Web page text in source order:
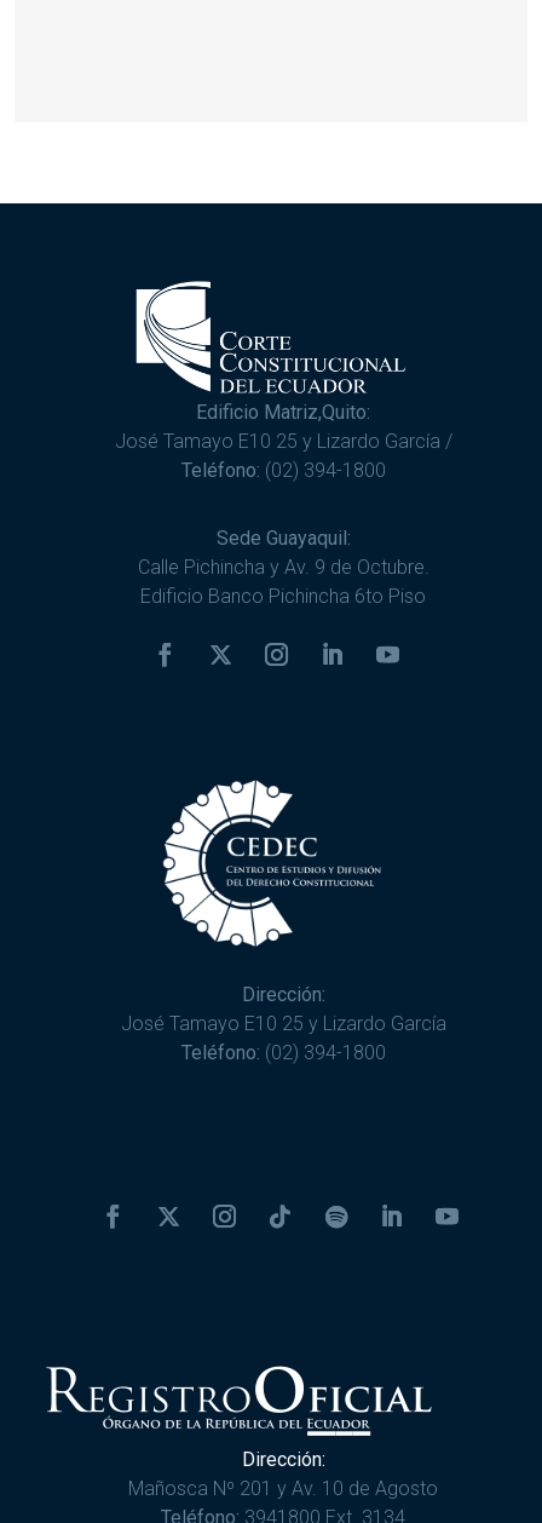
Edificio Matriz,Quito:
José Tamayo E10 25 y Lizardo García /
Teléfono: (02) 394-1800
Sede Guayaquil:
Calle Pichincha y Av. 9 de Octubre.
Edificio Banco Pichincha 6to Piso
Dirección:
José Tamayo E10 25 y Lizardo García
Teléfono: (02) 394-1800
Dirección:
Mañosca Nº 201 y Av. 10 de Agosto
Teléfono: 3941800 Ext. 3134